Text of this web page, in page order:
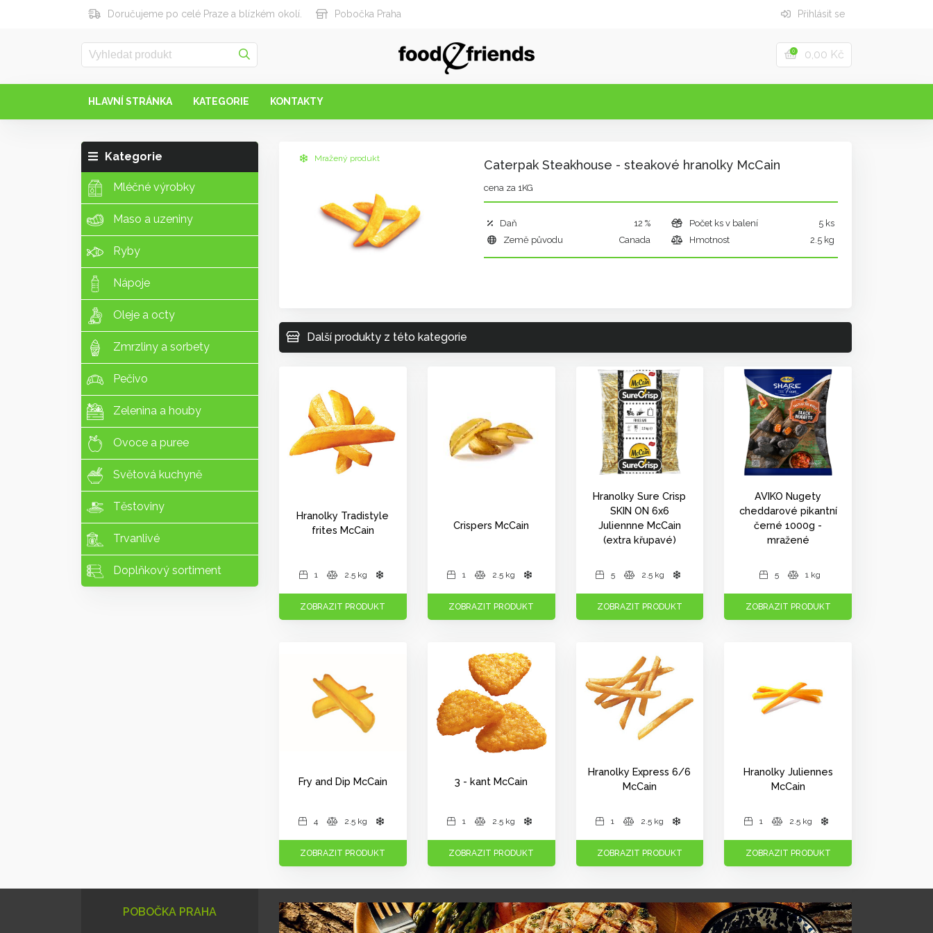
Doručujeme po celé Praze a blízkém okolí. Pobočka Praha Přihlásit se
0 0,00 Kč
HLAVNÍ STRÁNKA KATEGORIE KONTAKTY
Kategorie
Mléčné výrobky
Maso a uzeniny
Ryby
Nápoje
Oleje a octy
Zmrzliny a sorbety
Pečivo
Zelenina a houby
Ovoce a puree
Světová kuchyně
Těstoviny
Trvanlivé
Doplňkový sortiment
Mražený produkt Caterpak Steakhouse - steakové hranolky McCain
cena za 1KG
Daň
12 %
Země původu
Canada
Počet ks v balení
5 ks
Hmotnost
2.5 kg
Další produkty z této kategorie
Hranolky Tradistyle
frites McCain
1 2.5 kg
ZOBRAZIT PRODUKT
Crispers McCain
1 2.5 kg
ZOBRAZIT PRODUKT
Hranolky Sure Crisp
SKIN ON 6x6
Juliennne McCain
(extra křupavé)
5 2.5 kg
ZOBRAZIT PRODUKT
AVIKO Nugety
cheddarové pikantní
černé 1000g -
mražené
5 1 kg
ZOBRAZIT PRODUKT
Fry and Dip McCain
4 2.5 kg
ZOBRAZIT PRODUKT
3 - kant McCain
1 2.5 kg
ZOBRAZIT PRODUKT
Hranolky Express 6/6
McCain
1 2.5 kg
ZOBRAZIT PRODUKT
Hranolky Juliennes
McCain
1 2.5 kg
ZOBRAZIT PRODUKT
POBOČKA PRAHA